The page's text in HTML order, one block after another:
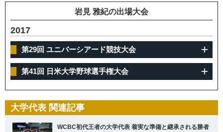
岩見 雅紀の出場大会
2017
第29回 ユニバーシアード競技大会
第41回 日米大学野球選手権大会
大学代表 関連記事
WCBC初代王者の大学代表 着実な準備と継承される勝者